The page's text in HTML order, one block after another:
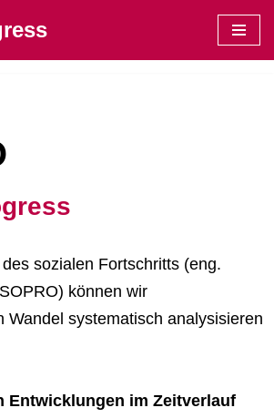
sozialen Fortschritts (eng.
können wir
Wandel systematisch analysisieren
Entwicklungen im Zeitverlauf